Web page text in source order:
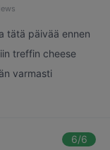
tätä päivää ennen
treffin cheese
varmasti
6/6